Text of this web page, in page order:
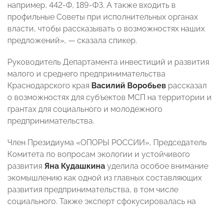
например, 442-Ф, 189-ФЗ. А также входить в
профильные Советы при исполнительных органах
власти, чтобы рассказывать о возможностях наших
предложений», — сказала спикер.
Руководитель Департамента инвестиций и развития
малого и среднего предпринимательства
Краснодарского края Василий Воробьев рассказал
о возможностях для субъектов МСП на территории и
грантах для социального и молодежного
предпринимательства.
Член Президиума «ОПОРЫ РОССИИ», Председатель
Комитета по вопросам экологии и устойчивого
развития Яна Кудашкина уделила особое внимание
экомышлению как одной из главных составляющих
развития предпринимательства, в том числе
социального. Также эксперт сфокусировалась на